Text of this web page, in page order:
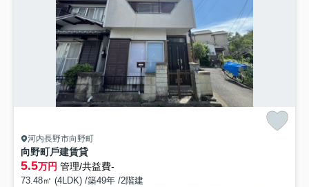
河内長野市向野町
向野町⼾建賃貸
5.5万円 管理/共益費-
73.48㎡ (4LDK) /築49年 /2階建